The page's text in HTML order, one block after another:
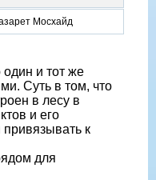
Мосхайд
и тот же
Суть в том, что
в лесу в
и его
к
для